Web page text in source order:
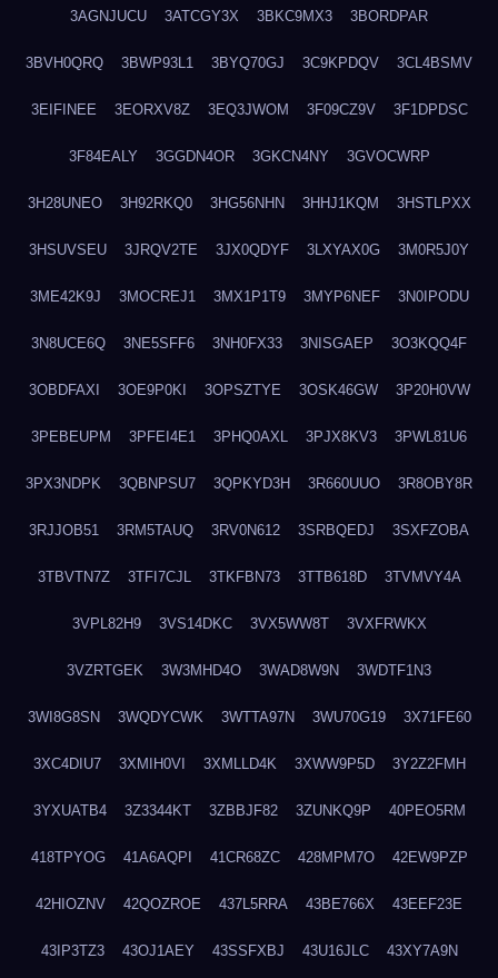
3AGNJUCU 3ATCGY3X 3BKC9MX3 3BORDPAR
3BVH0QRQ 3BWP93L1 3BYQ70GJ 3C9KPDQV 3CL4BSMV
3EIFINEE 3EORXV8Z 3EQ3JWOM 3F09CZ9V 3F1DPDSC
3F84EALY 3GGDN4OR 3GKCN4NY 3GVOCWRP
3H28UNEO 3H92RKQ0 3HG56NHN 3HHJ1KQM 3HSTLPXX
3HSUVSEU 3JRQV2TE 3JX0QDYF 3LXYAX0G 3M0R5J0Y
3ME42K9J 3MOCREJ1 3MX1P1T9 3MYP6NEF 3N0IPODU
3N8UCE6Q 3NE5SFF6 3NH0FX33 3NISGAEP 3O3KQQ4F
3OBDFAXI 3OE9P0KI 3OPSZTYE 3OSK46GW 3P20H0VW
3PEBEUPM 3PFEI4E1 3PHQ0AXL 3PJX8KV3 3PWL81U6
3PX3NDPK 3QBNPSU7 3QPKYD3H 3R660UUO 3R8OBY8R
3RJJOB51 3RM5TAUQ 3RV0N612 3SRBQEDJ 3SXFZOBA
3TBVTN7Z 3TFI7CJL 3TKFBN73 3TTB618D 3TVMVY4A
3VPL82H9 3VS14DKC 3VX5WW8T 3VXFRWKX
3VZRTGEK 3W3MHD4O 3WAD8W9N 3WDTF1N3
3WI8G8SN 3WQDYCWK 3WTTA97N 3WU70G19 3X71FE60
3XC4DIU7 3XMIH0VI 3XMLLD4K 3XWW9P5D 3Y2Z2FMH
3YXUATB4 3Z3344KT 3ZBBJF82 3ZUNKQ9P 40PEO5RM
418TPYOG 41A6AQPI 41CR68ZC 428MPM7O 42EW9PZP
42HIOZNV 42QOZROE 437L5RRA 43BE766X 43EEF23E
43IP3TZ3 43OJ1AEY 43SSFXBJ 43U16JLC 43XY7A9N